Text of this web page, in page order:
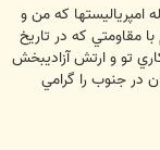
امپريالیستها كه من و
مقاومتي كه در تاريخ
تو و ارتش آزاديبخش
در جنوب را گرامي